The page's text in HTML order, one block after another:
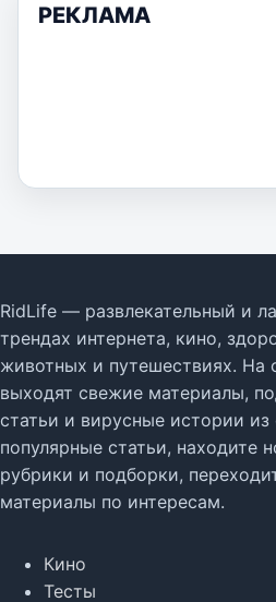
РЕКЛАМА
RidLife — развлекательный и
трендах интернета, кино,
животных и путешествиях. На
выходят свежие материалы,
статьи и вирусные истории
популярные статьи, находите
рубрики и подборки,
материалы по интересам.
Кино
Тесты